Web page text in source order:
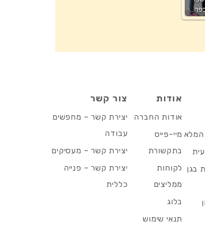
המלא
בגן
אודות
אודות החברה
מיי-פייס
בתקשורת
לקוחות
ממליצים
בלוג
תנאי שימוש
צור קשר
יצירת קשר – מחפשים
עבודה
יצירת קשר – מעסיקים
יצירת קשר – פנייה
כללית